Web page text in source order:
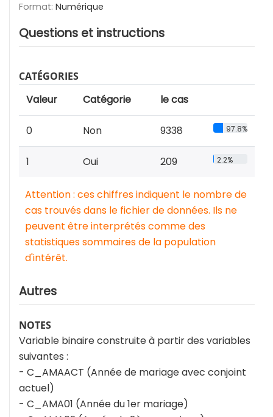
Format: Numérique
Questions et instructions
CATÉGORIES
Valeur Catégorie le cas
0 Non 9338 97.8%
1 Oui 209 2.2%
Attention : ces chiffres indiquent le nombre de
cas trouvés dans le fichier de données. Ils ne
peuvent être interprétés comme des
statistiques sommaires de la population
d'intérêt.
Autres
NOTES
Variable binaire construite à partir des variables
suivantes :
- C_AMAACT (Année de mariage avec conjoint
actuel)
- C_AMA01 (Année du 1er mariage)